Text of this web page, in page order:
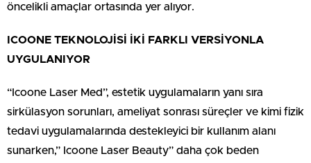
öncelikli amaçlar ortasında yer alıyor.
ICOONE TEKNOLOJİSİ İKİ FARKLI VERSİYONLA
UYGULANIYOR
“Icoone Laser Med”, estetik uygulamaların yanı sıra
sirkülasyon sorunları, ameliyat sonrası süreçler ve kimi fizik
tedavi uygulamalarında destekleyici bir kullanım alanı
sunarken,” Icoone Laser Beauty” daha çok beden